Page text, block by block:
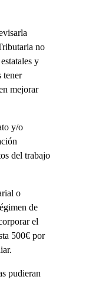
no
y
tener
mejorar
y/o
del trabajo
o
de
el
500€ por
pudieran